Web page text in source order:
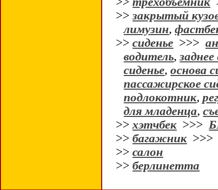
>>закрытый
лимузин,
>>сиденье >>>
водитель,заднее
сиденье,основа
пассажирское
подлокотник,
для младенца,
>>хэтчбек >>>
>>багажник
>>салон
>>берлинетта